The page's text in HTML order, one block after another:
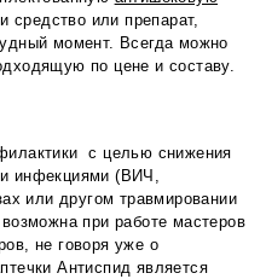
средство или препарат,
момент. Всегда можно
по цене и составу.
с целью снижения
инфекциями (ВИЧ,
или другом травмировании
при работе мастеров
не говоря уже о
Антиспид является